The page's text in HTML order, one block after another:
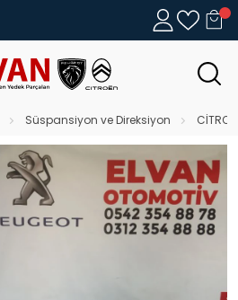
Süspansiyon ve Direksiyon